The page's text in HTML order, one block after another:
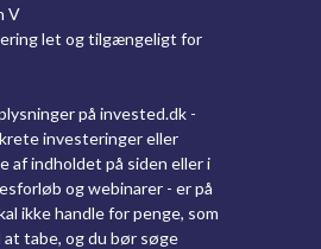
V
let og tilgængeligt for
på invested.dk -
investeringer eller
af indholdet på siden eller i
og webinarer - er på
ikke handle for penge, som
at tabe, og du bør søge